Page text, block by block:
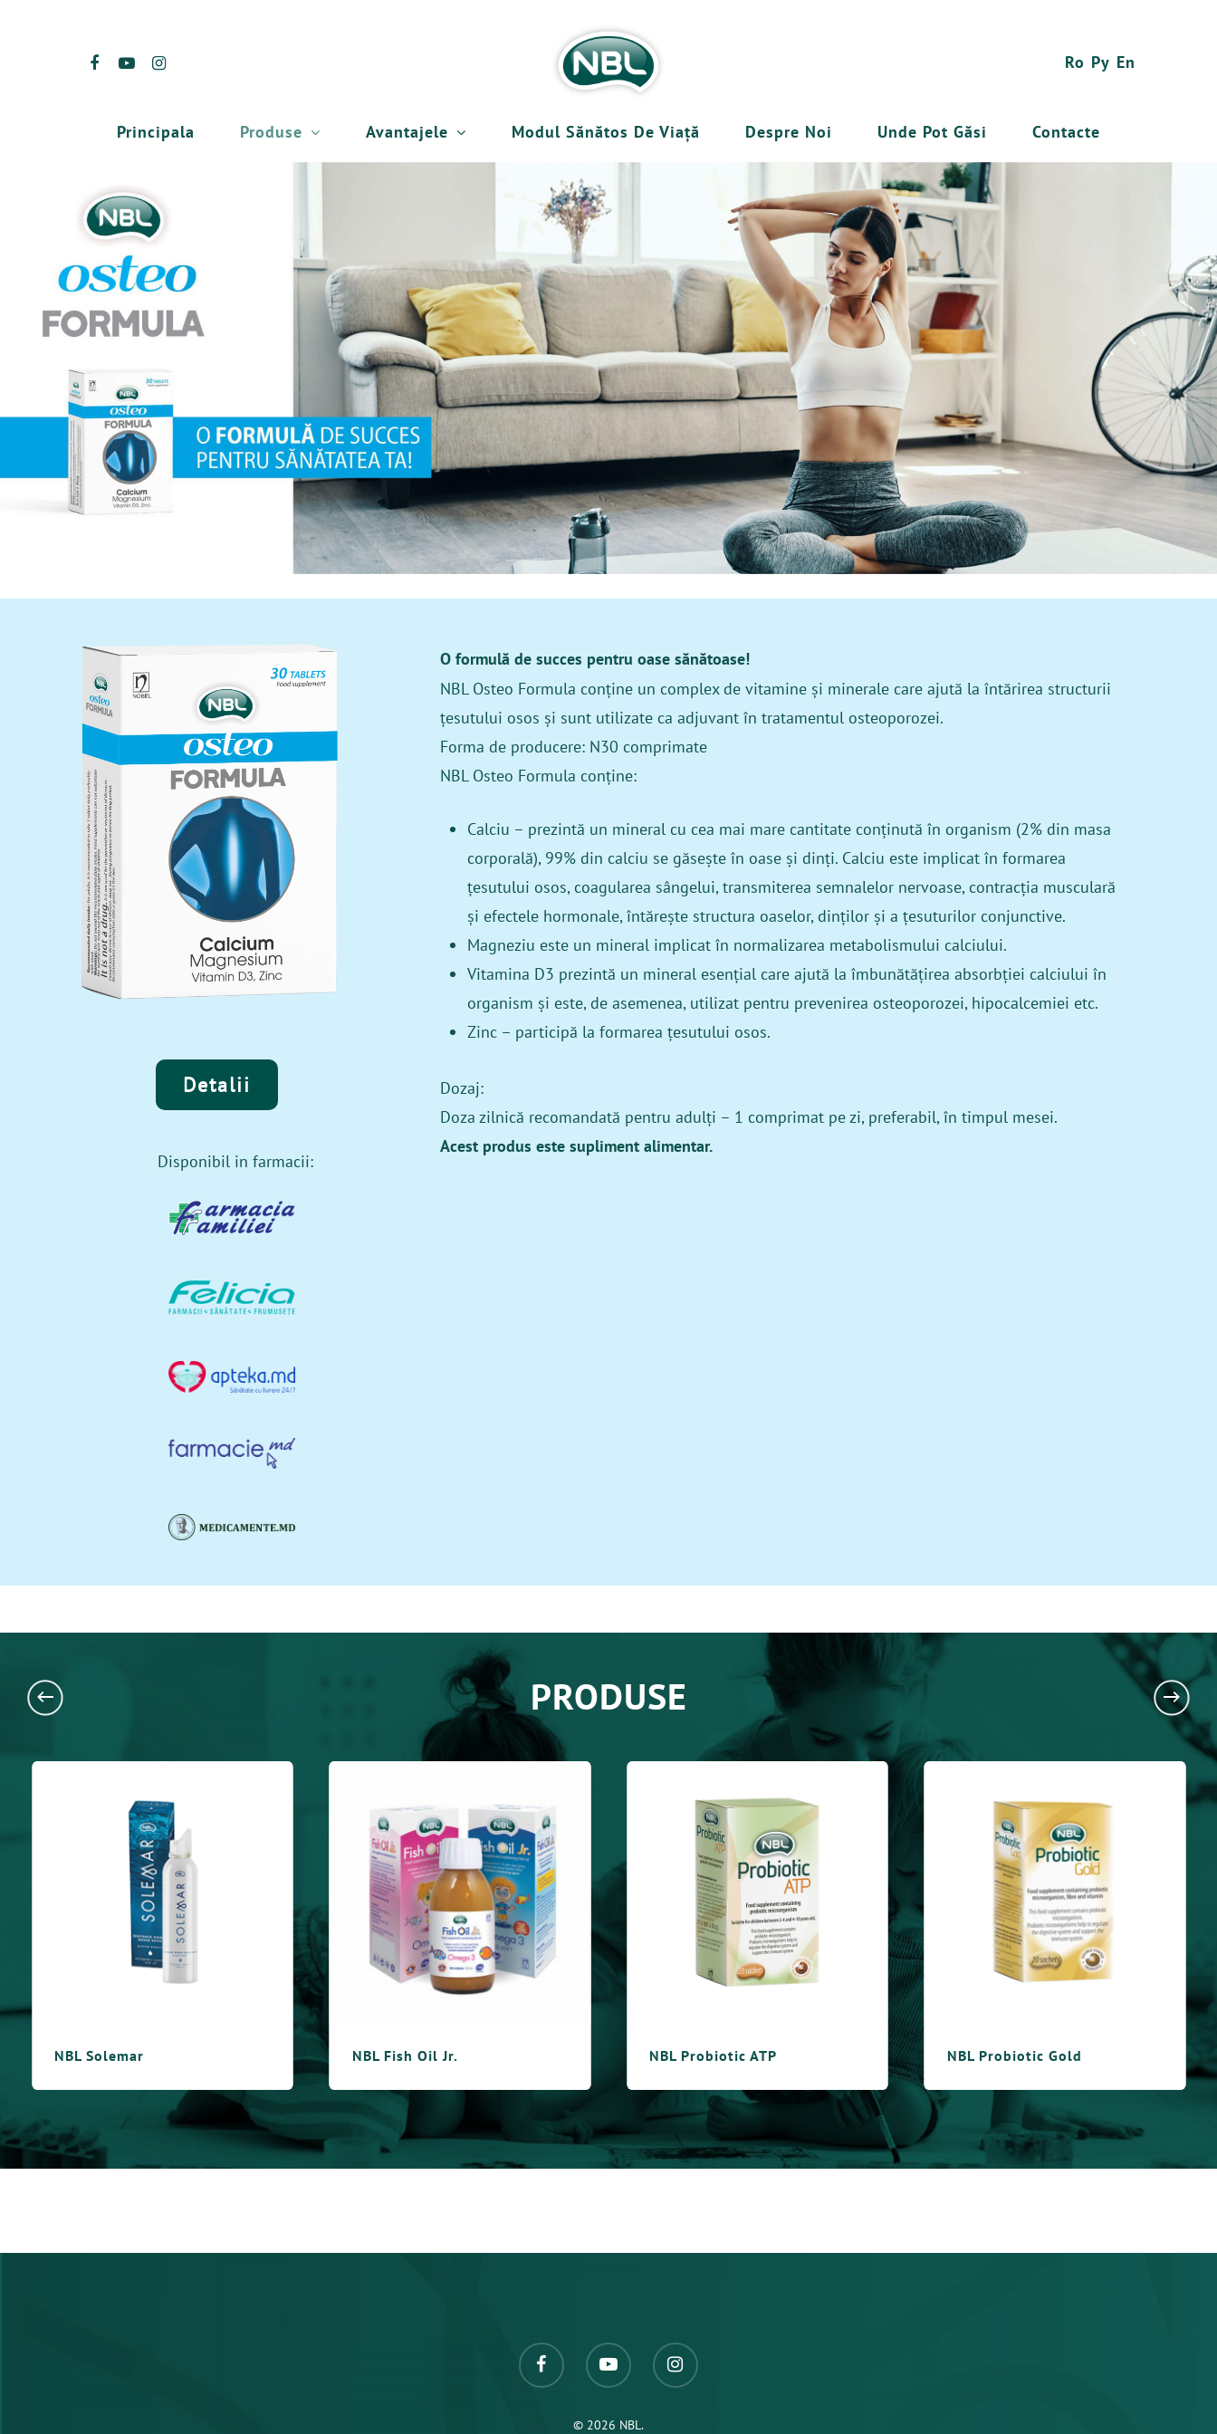
Ro Ру En
Principala Produse Avantajele Modul Sănătos De Viață Despre Noi Unde Pot Găsi Contacte
Detalii
Disponibil in farmacii:
O formulă de succes pentru oase sănătoase!
NBL Osteo Formula conține un complex de vitamine și minerale care ajută la întărirea structurii
țesutului osos și sunt utilizate ca adjuvant în tratamentul osteoporozei.
Forma de producere: N30 comprimate
NBL Osteo Formula conține:
Calciu – prezintă un mineral cu cea mai mare cantitate conținută în organism (2% din masa
corporală), 99% din calciu se găsește în oase și dinți. Calciu este implicat în formarea
țesutului osos, coagularea sângelui, transmiterea semnalelor nervoase, contracția musculară
și efectele hormonale, întărește structura oaselor, dinților și a țesuturilor conjunctive.
Magneziu este un mineral implicat în normalizarea metabolismului calciului.
Vitamina D3 prezintă un mineral esențial care ajută la îmbunătățirea absorbției calciului în
organism și este, de asemenea, utilizat pentru prevenirea osteoporozei, hipocalcemiei etc.
Zinc – participă la formarea țesutului osos.
Dozaj:
Doza zilnică recomandată pentru adulţi – 1 comprimat pe zi, preferabil, în timpul mesei.
Acest produs este supliment alimentar.
PRODUSE
NBL Solemar NBL Fish Oil Jr. NBL Probiotic ATP NBL Probiotic Gold
© 2026 NBL.